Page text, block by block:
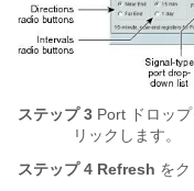
ステップ 3 Port ドロッ
リックします。
ステップ 4 Refresh をク